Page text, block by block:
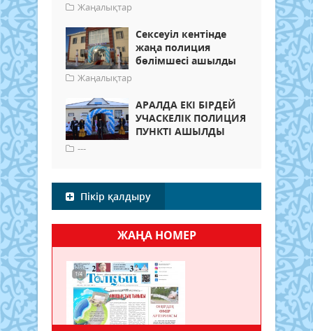
Жаңалықтар
Сексеуіл кентінде
жаңа полиция
бөлімшесі ашылды
Жаңалықтар
АРАЛДА ЕКІ БІРДЕЙ
УЧАСКЕЛІК ПОЛИЦИЯ
ПУНКТІ АШЫЛДЫ
---
Пікір қалдыру
ЖАҢА НОМЕР